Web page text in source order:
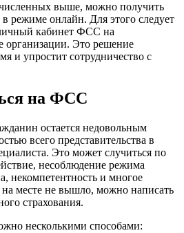
выше, можно получить
режиме онлайн. Для этого следует
кабинет ФСС на
организации. Это решение
и упростит сотрудничество с
на ФСС
остается недовольным
всего представительства в
Это может случиться по
несоблюдение режима
некомпетентность и многое
на месте не вышло, можно написать
страхования.
несколькими способами: